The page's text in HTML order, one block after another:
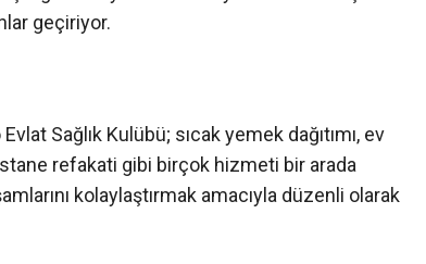
geçiriyor.
Sağlık Kulübü; sıcak yemek dağıtımı, ev
refakati gibi birçok hizmeti bir arada
kolaylaştırmak amacıyla düzenli olarak